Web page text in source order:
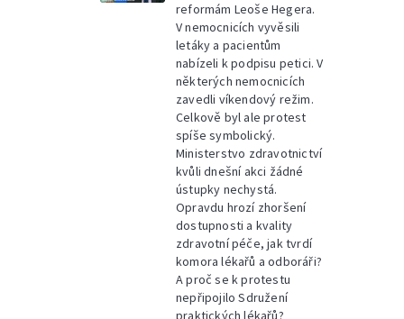
reformám Leoše Hegera.
V nemocnicích vyvěsili
letáky a pacientům
nabízeli k podpisu petici. V
některých nemocnicích
zavedli víkendový režim.
Celkově byl ale protest
spíše symbolický.
Ministerstvo zdravotnictví
kvůli dnešní akci žádné
ústupky nechystá.
Opravdu hrozí zhoršení
dostupnosti a kvality
zdravotní péče, jak tvrdí
komora lékařů a odboráři?
A proč se k protestu
nepřipojilo Sdružení
praktických lékařů?